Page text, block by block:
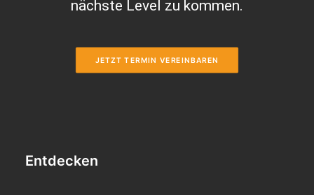
nächste Level zu kommen.
JETZT TERMIN VEREINBAREN
Entdecken